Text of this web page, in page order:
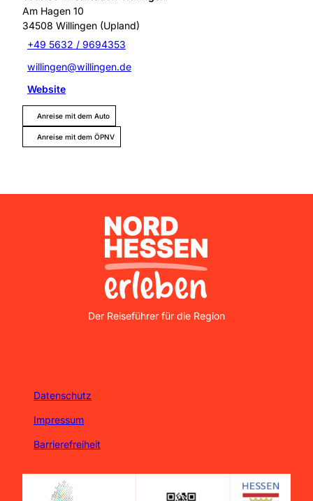
Am Hagen 10
34508 Willingen (Upland)
+49 5632 / 9694353
willingen@willingen.de
Website
Anreise mit dem Auto
Anreise mit dem ÖPNV
Nordhessen Erleben
Der Reiseführer für die Region
Datenschutz
Impressum
Barrierefreiheit